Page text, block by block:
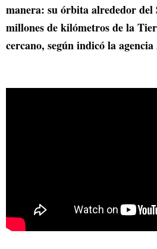
manera: su órbita alrededor del
millones de kilómetros de la
cercano, según indicó la agencia